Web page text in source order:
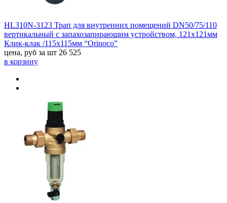
HL310N-3123 Трап для внутренних помещений DN50/75/110
вертикальный с запахозапирающим устройством, 121х121мм
Клик-клак /115х115мм “Orinoco”
цена, руб за шт 26 525
в корзину